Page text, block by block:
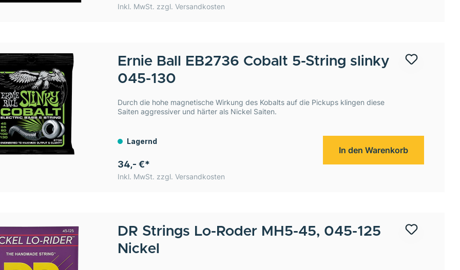
Inkl. MwSt. zzgl. Versandkosten
Ernie Ball
EB2736 Cobalt 5-String slinky
045-130
Durch die hohe magnetische Wirkung des Kobalts auf die Pickups klingen diese
Saiten aggressiver und härter als Nickel Saiten.
Lagernd
34,- €*
Inkl. MwSt. zzgl. Versandkosten
In den Warenkorb
DR Strings Lo-Roder MH5-45, 045-125
Nickel